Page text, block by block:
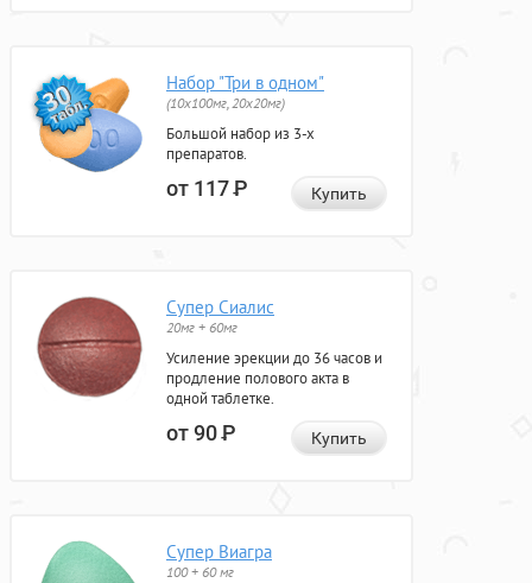
Набор "Три в одном"
(10x100мг, 20x20мг)
Большой набор из 3-х
препаратов.
от 117Р Купить
Супер Сиалис
20мг + 60мг
Усиление эрекции до 36 часов и
продление полового акта в
одной таблетке.
от 90Р Купить
Супер Виагра
100 + 60 мг